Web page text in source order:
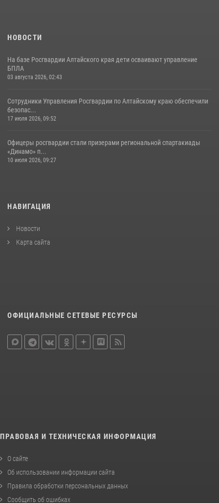
НОВОСТИ
На базе Росгвардии Алтайского края дети осваивают управление
БПЛА
03 августа 2026, 02:43
Сотрудники Управления Росгвардии по Алтайскому краю обеспечили
безопас...
17 июля 2026, 09:52
Офицеры росгвардии стали призерами региональной спартакиады
«Динамо» п...
10 июля 2026, 09:27
НАВИГАЦИЯ
Новости
Карта сайта
ОФИЦИАЛЬНЫЕ СЕТЕВЫЕ РЕСУРСЫ
ПРАВОВАЯ И ТЕХНИЧЕСКАЯ ИНФОРМАЦИЯ
О сайте
Об использовании информации сайта
Правила обработки персональных данных
Сообщить об ошибках